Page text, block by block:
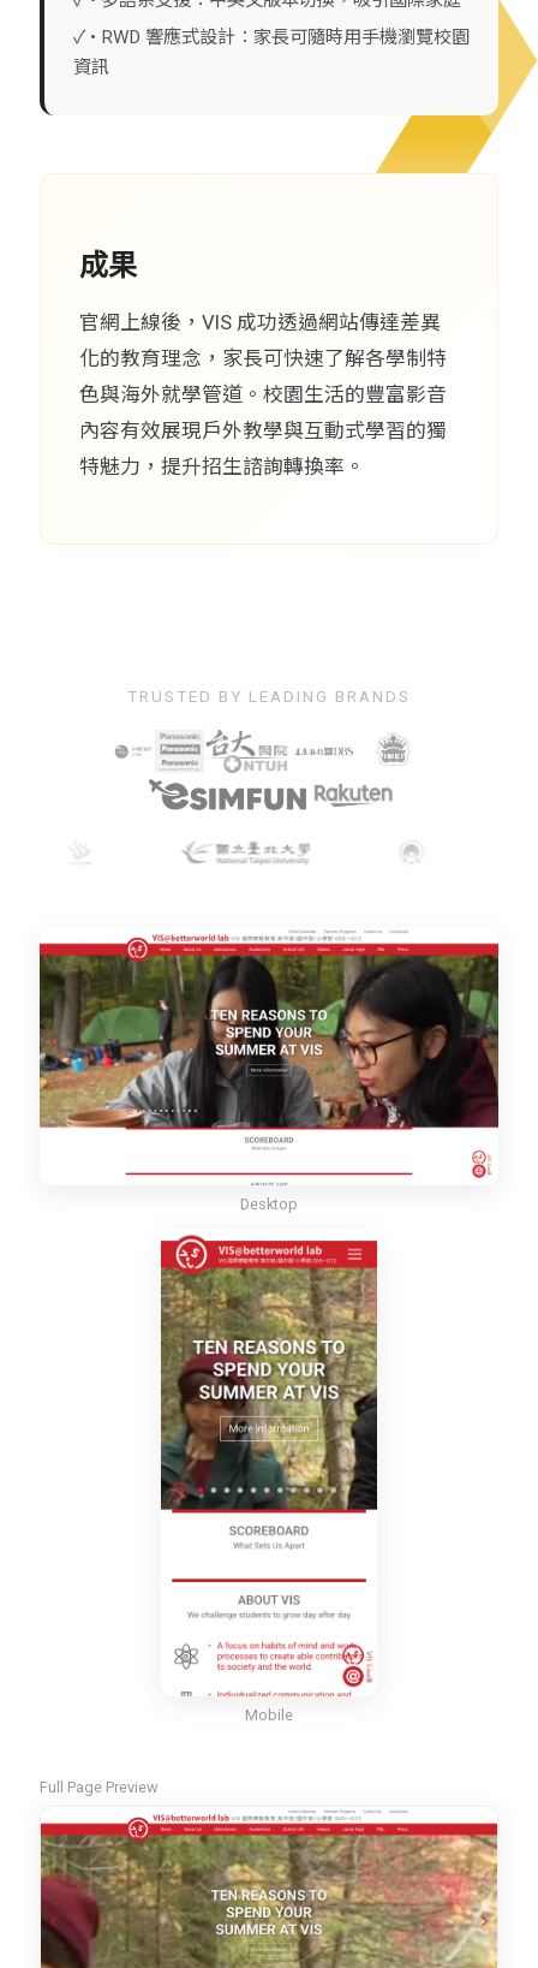
✓ • RWD 響應式設計：家長可隨時用手機瀏覽校園
資訊
成果
官網上線後，VIS 成功透過網站傳達差異
化的教育理念，家長可快速了解各學制特
色與海外就學管道。校園生活的豐富影音
內容有效展現戶外教學與互動式學習的獨
特魅力，提升招生諮詢轉換率。
TRUSTED BY LEADING BRANDS
Desktop
Mobile
Full Page Preview